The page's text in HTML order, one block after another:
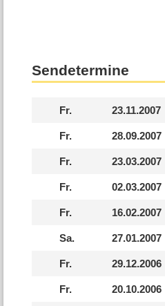
Sendetermine
Fr. 23.11.2007
Fr. 28.09.2007
Fr. 23.03.2007
Fr. 02.03.2007
Fr. 16.02.2007
Sa. 27.01.2007
Fr. 29.12.2006
Fr. 20.10.2006